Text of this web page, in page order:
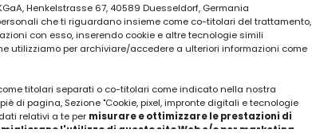
Henkelstrasse 67, 40589 Duesseldorf, Germania
che ti riguardano insieme come co-titolari del trattamento,
con esso, inserendo cookie e altre tecnologie simili
utilizziamo per archiviare/accedere a ulteriori informazioni come
titolari separati o co-titolari come indicato nella nostra
di pagina, Sezione "Cookie, pixel, impronte digitali e tecnologie
relativi a te per misurare e ottimizzare le prestazioni di
l'utilizzo di questo sito Web e/o per marketing